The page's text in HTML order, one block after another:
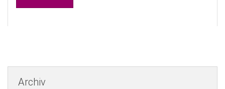
Archiv